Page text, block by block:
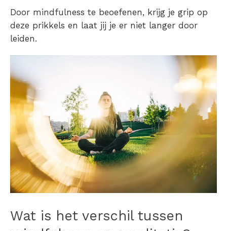
Door mindfulness te beoefenen, krijg je grip op
deze prikkels en laat jij je er niet langer door
leiden.
Wat is het verschil tussen